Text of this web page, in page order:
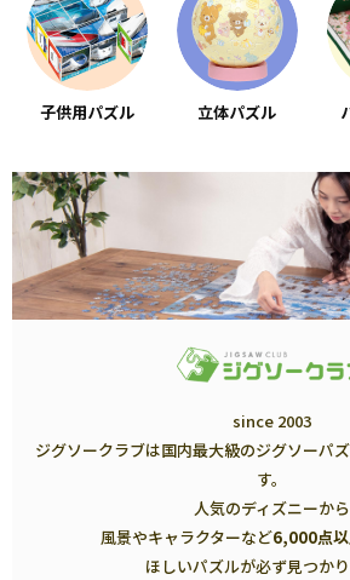
子供用パズル 立体パズル
since 2003
ジグソークラブは国内最大級のジグソーパ
す。
人気のディズニーから
風景やキャラクターなど6,000点
ほしいパズルが必ず見つかり